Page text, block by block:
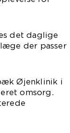
det daglige
der passer
Øjenklinik i
omsorg.